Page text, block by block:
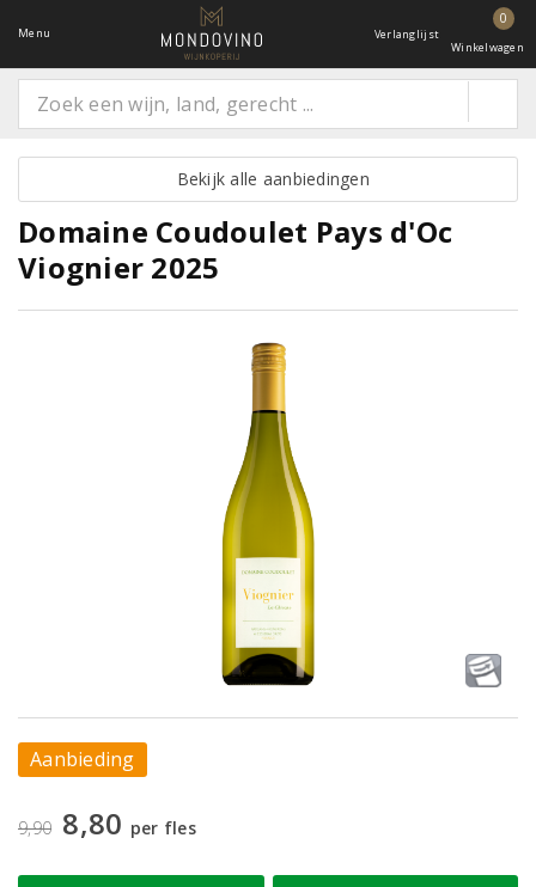
Menu Verlanglijst
0
Winkelwagen
Bekijk alle aanbiedingen
Domaine Coudoulet Pays d'Oc
Viognier 2025
Aanbieding
9,90 8,80 per fles